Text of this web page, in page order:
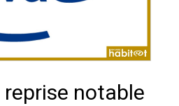
reprise notable